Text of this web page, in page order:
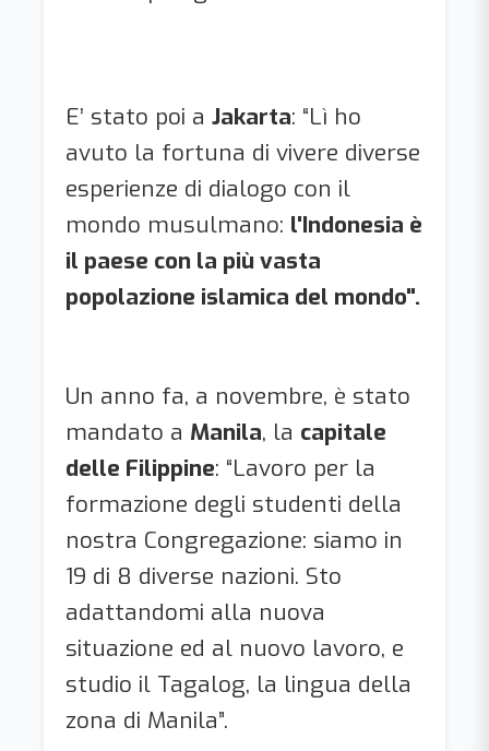
E’ stato poi a Jakarta: “Lì ho
avuto la fortuna di vivere diverse
esperienze di dialogo con il
mondo musulmano: l'Indonesia è
il paese con la più vasta
popolazione islamica del mondo".
Un anno fa, a novembre, è stato
mandato a Manila, la capitale
delle Filippine: “Lavoro per la
formazione degli studenti della
nostra Congregazione: siamo in
19 di 8 diverse nazioni. Sto
adattandomi alla nuova
situazione ed al nuovo lavoro, e
studio il Tagalog, la lingua della
zona di Manila”.